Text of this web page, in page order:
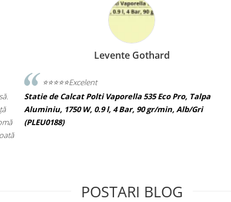
Levente Gothard
⭐️⭐️⭐️⭐️⭐️Excelent
Statie de Calcat Polti Vaporella 535 Eco Pro, Talpa
Aluminiu, 1750 W, 0.9 l, 4 Bar, 90 gr/min, Alb/Gri
(PLEU0188)
POSTARI BLOG